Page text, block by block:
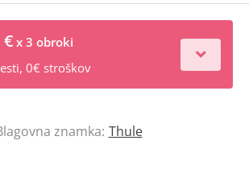
€ x 3 obroki
0€ stroškov
znamka: Thule